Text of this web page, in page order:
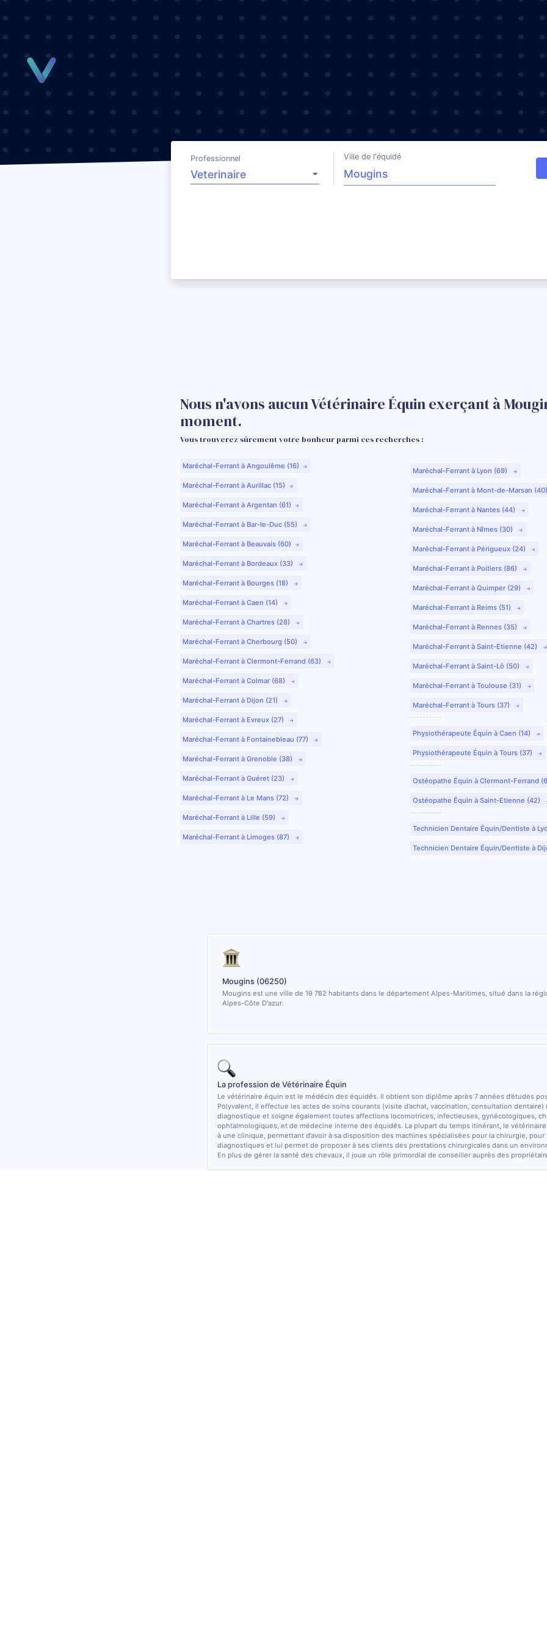
Professionnel Ville de l'équidé
Nous n'avons aucun Vétérinaire Équin exerçant à
moment.
Vous trouverez sûrement votre bonheur parmi ces recherches :
Maréchal-Ferrant à Angoulême (16)
Maréchal-Ferrant à Aurillac (15)
Maréchal-Ferrant à Argentan (61)
Maréchal-Ferrant à Bar-le-Duc (55)
Maréchal-Ferrant à Beauvais (60)
Maréchal-Ferrant à Bordeaux (33)
Maréchal-Ferrant à Bourges (18)
Maréchal-Ferrant à Caen (14)
Maréchal-Ferrant à Chartres (28)
Maréchal-Ferrant à Cherbourg (50)
Maréchal-Ferrant à Clermont-Ferrand (63)
Maréchal-Ferrant à Colmar (68)
Maréchal-Ferrant à Dijon (21)
Maréchal-Ferrant à Evreux (27)
Maréchal-Ferrant à Fontainebleau (77)
Maréchal-Ferrant à Grenoble (38)
Maréchal-Ferrant à Guéret (23)
Maréchal-Ferrant à Le Mans (72)
Maréchal-Ferrant à Lille (59)
Maréchal-Ferrant à Limoges (87)
Maréchal-Ferrant à Lyon (69)
Maréchal-Ferrant à Mont-de-Marsan
Maréchal-Ferrant à Nantes (44)
Maréchal-Ferrant à Nîmes (30)
Maréchal-Ferrant à Périgueux (24)
Maréchal-Ferrant à Poitiers (86)
Maréchal-Ferrant à Quimper (29)
Maréchal-Ferrant à Reims (51)
Maréchal-Ferrant à Rennes (35)
Maréchal-Ferrant à Saint-Etienne (42)
Maréchal-Ferrant à Saint-Lô (50)
Maréchal-Ferrant à Toulouse (31)
Maréchal-Ferrant à Tours (37)
Physiothérapeute Équin à Caen (14)
Physiothérapeute Équin à Tours (37)
Ostéopathe Équin à Clermont-Ferrand
Ostéopathe Équin à Saint-Etienne (42)
Technicien Dentaire Équin/Dentiste à
Technicien Dentaire Équin/Dentiste à
Mougins (06250)
Mougins est une ville de 19 782 habitants dans le département Alpes-Maritimes, situé dans la
Alpes-Côte D'azur.
La profession de Vétérinaire Équin
Le vétérinaire équin est le médécin des équidés. Il obtient son diplôme après 7 années d’études
Polyvalent, il effectue les actes de soins courants (visite d’achat, vaccination, consultation dentaire)
diagnostique et soigne également toutes affections locomotrices, infectieuses, gynécologiques,
ophtalmologiques, et de médecine interne des équidés. La plupart du temps itinérant, le
à une clinique, permettant d’avoir à sa disposition des machines spécialisées pour la chirurgie,
diagnostiques et lui permet de proposer à ses clients des prestations chirurgicales dans un
En plus de gérer la santé des chevaux, il joue un rôle primordial de conseiller auprès des